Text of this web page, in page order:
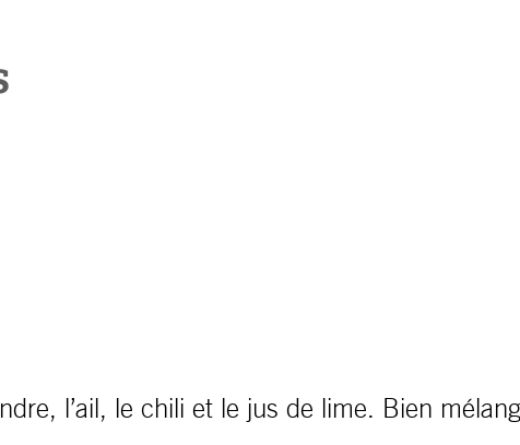
l’ail, le chili et le jus de lime. Bien